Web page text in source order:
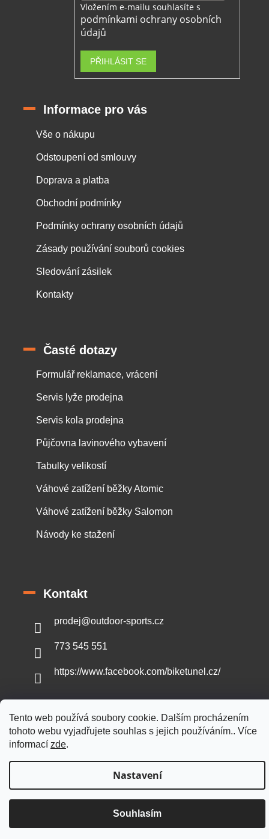
Tento web používá soubory cookie. Dalším procházením
tohoto webu vyjadřujete souhlas s jejich používáním.. Více
informací zde.
Nastavení
Souhlasím
Vložením e-mailu souhlasíte s
podmínkami ochrany osobních
údajů
PŘIHLÁSIT SE
Informace pro vás
Vše o nákupu
Odstoupení od smlouvy
Doprava a platba
Obchodní podmínky
Podmínky ochrany osobních údajů
Zásady používání souborů cookies
Sledování zásilek
Kontakty
Časté dotazy
Formulář reklamace, vrácení
Servis lyže prodejna
Servis kola prodejna
Půjčovna lavinového vybavení
Tabulky velikostí
Váhové zatížení běžky Atomic
Váhové zatížení běžky Salomon
Návody ke stažení
Kontakt
prodej@outdoor-sports.cz
773 545 551
https://www.facebook.com/biketunel.cz/
Vytvořil Shoptet
Outdoor-sports.cz. Všechna práva vyhrazena.